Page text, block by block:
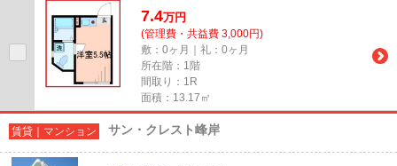
7.4万円
(管理費・共益費 3,000円)
敷：0ヶ月｜礼：0ヶ月
所在階：1階
間取り：1R
面積：13.17㎡
賃貸｜マンション サン・クレスト峰岸